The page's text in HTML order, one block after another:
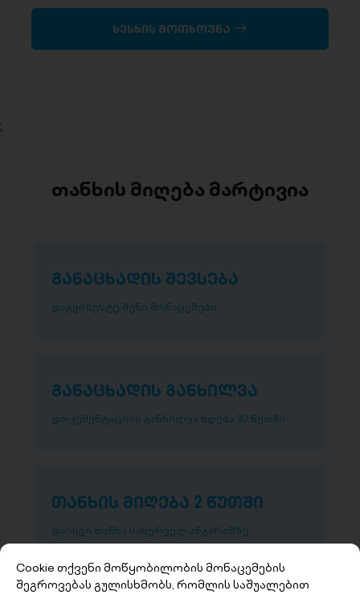
სესხის მოთხოვნა
;
თანხის მიღება მარტივია
განაცხადის შევსება
დაგვიზუსტე შენი მონაცემები
განაცხადის განხილვა
დოკუმენტაციის განხილვა ხდება 30 წუთში
თანხის მიღება 2 წუთში
დაისვი თანხა სასურველ ანგარიშზე
Cookie თქვენი მოწყობილობის მონაცემების
შეგროვებას გულისხმობს, რომლის საშუალებით